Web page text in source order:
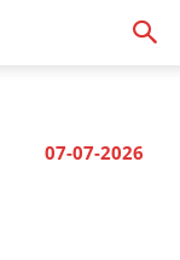
07-07-2026